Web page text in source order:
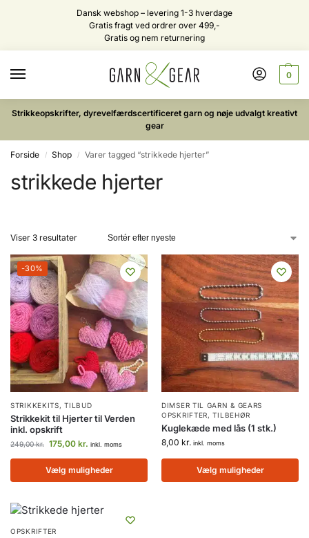
Dansk webshop – levering 1-3 hverdage
Gratis fragt ved ordrer over 499,-
Gratis og nem returnering
0
Strikkeopskrifter, dyrevelfærdscertificeret garn og nøje udvalgt kreativt
gear
Forside / Shop / Varer tagged “strikkede hjerter”
strikkede hjerter
Viser 3 resultater
-30%
STRIKKEKITS,TILBUD
Strikkekit til Hjerter til Verden
inkl. opskrift
249,00kr. 175,00 kr. inkl. moms
Vælg muligheder
DIMSER TIL GARN & GEARS
OPSKRIFTER,TILBEHØR
Kuglekæde med lås (1 stk.)
8,00 kr. inkl. moms
Vælg muligheder
OPSKRIFTER